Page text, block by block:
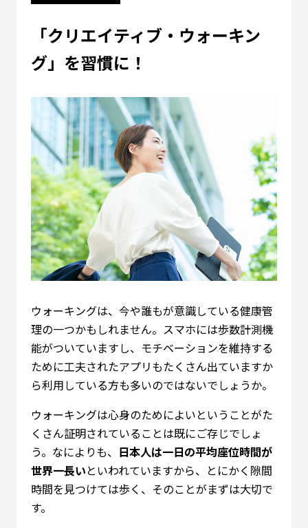
「クリエイティブ・ウォーキン
グ」を習慣に！
ウォーキングは、今や誰もが意識している健康管
理の一つかもしれません。スマホには歩数計測機
能がついていますし、モチベーションを維持する
ために工夫されたアプリもたくさん出ていますか
ら利用している方も多いのではないでしょうか。
ウォーキングは心身のためによいということがた
くさん証明されていることは既にご存じでしょ
う。なによりも、 日本人は一日の平均座位時間が
世界一長いといわれていますから、とにかく隙間
時間を見つけては歩く、そのことがまずは大切で
す。